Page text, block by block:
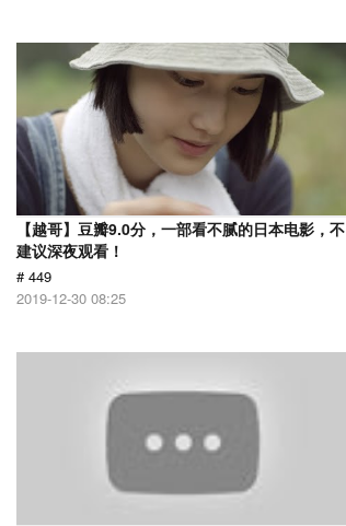
【越哥】豆瓣9.0分，一部看不腻的日本电影，不
建议深夜观看！
# 449
2019-12-30 08:25